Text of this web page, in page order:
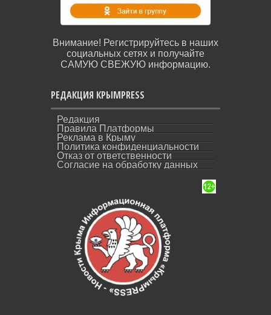
Внимание! Регистрируйтесь в наших
социальных сетях и получайте
САМУЮ СВЕЖУЮ информацию.
РЕДАКЦИЯ КРЫМPRESS
Редакция
Правила Платформы
Реклама в Крыму
Политика конфиденциальности
Отказ от ответственности
Согласие на обработку данных